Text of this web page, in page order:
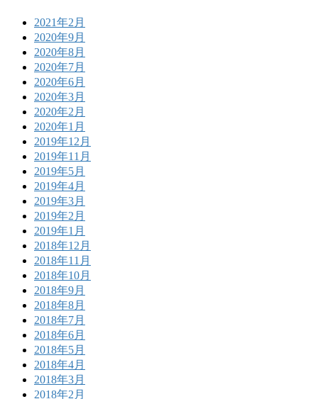
2021年2月
2020年9月
2020年8月
2020年7月
2020年6月
2020年3月
2020年2月
2020年1月
2019年12月
2019年11月
2019年5月
2019年4月
2019年3月
2019年2月
2019年1月
2018年12月
2018年11月
2018年10月
2018年9月
2018年8月
2018年7月
2018年6月
2018年5月
2018年4月
2018年3月
2018年2月